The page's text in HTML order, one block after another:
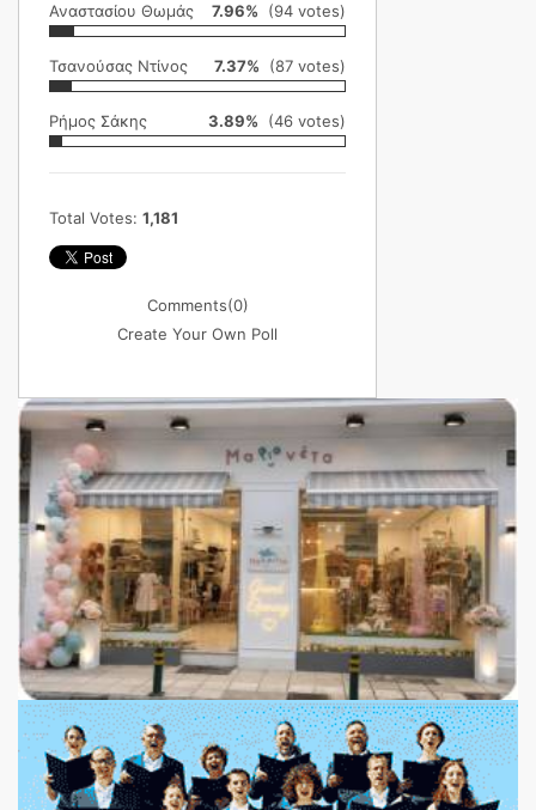
Αναστασίου Θωμάς 7.96% (94 votes)
Τσανούσας Ντίνος 7.37% (87 votes)
Ρήμος Σάκης 3.89% (46 votes)
Total Votes: 1,181
Comments(0)
Create Your Own Poll